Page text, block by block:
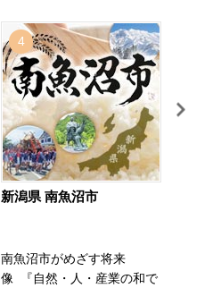
4
新潟県 南魚沼市
南魚沼市がめざす将来
像 『自然・人・産業の和で